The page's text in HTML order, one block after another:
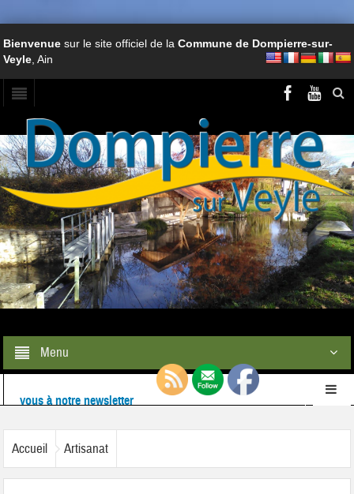
Bienvenuesur le site officiel de laCommune de Dompierre-sur-
Veyle , Ain
Menu
Ne ratez rien de l'actualité de la commune :inscrivez-
vous à notre newsletter
Accueil
Artisanat